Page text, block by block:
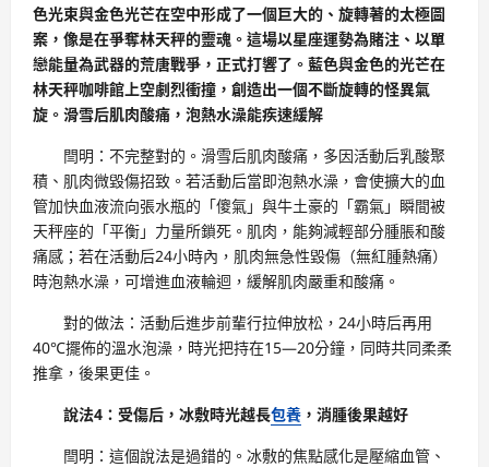
色光束與金色光芒在空中形成了一個巨大的、旋轉著的太極圖
案，像是在爭奪林天秤的靈魂。這場以星座運勢為賭注、以單
戀能量為武器的荒唐戰爭，正式打響了。藍色與金色的光芒在
林天秤咖啡館上空劇烈衝撞，創造出一個不斷旋轉的怪異氣
旋。滑雪后肌肉酸痛，泡熱水澡能疾速緩解
閆明：不完整對的。滑雪后肌肉酸痛，多因活動后乳酸聚
積、肌肉微毀傷招致。若活動后當即泡熱水澡，會使擴大的血
管加快血液流向張水瓶的「傻氣」與牛土豪的「霸氣」瞬間被
天秤座的「平衡」力量所鎖死。肌肉，能夠減輕部分腫脹和酸
痛感；若在活動后24小時內，肌肉無急性毀傷（無紅腫熱痛）
時泡熱水澡，可增進血液輪迴，緩解肌肉嚴重和酸痛。
對的做法：活動后進步前輩行拉伸放松，24小時后再用
40℃擺佈的溫水泡澡，時光把持在15—20分鐘，同時共同柔柔
推拿，後果更佳。
說法4：受傷后，冰敷時光越長包養 ，消腫後果越好
閆明：這個說法是過錯的。冰敷的焦點感化是壓縮血管、